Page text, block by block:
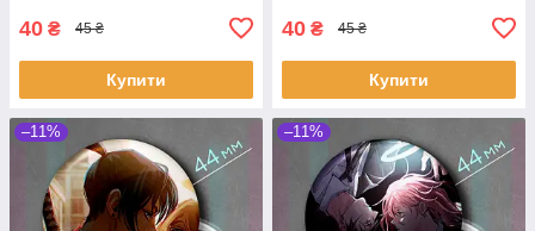
40 ₴ 45 ₴
Купити
40 ₴ 45 ₴
Купити
–11% –11%